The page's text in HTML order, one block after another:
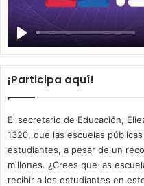
¡Participa aquí!
El secretario de Educación,
1320, que las escuelas
estudiantes, a pesar de un
millones. ¿Crees que las
recibir a los estudiantes en